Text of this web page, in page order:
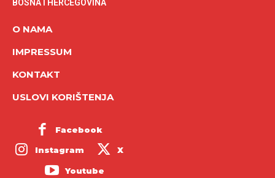
BOSNA I HERCEGOVINA
O NAMA
IMPRESSUM
KONTAKT
USLOVI KORIŠTENJA
Facebook
Instagram X
Youtube